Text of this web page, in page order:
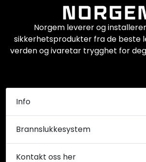
Norgem leverer og
sikkerhetsprodukter fra de beste
verden og ivaretar trygghet for
Info
Brannslukkesystem
Kontakt oss her